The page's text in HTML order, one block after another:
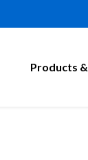
Products